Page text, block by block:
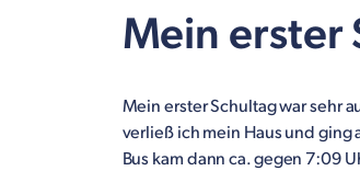
Mein erster
Mein erster Schultag war sehr
verließ ich mein Haus und ging
Bus kam dann ca. gegen 7:09